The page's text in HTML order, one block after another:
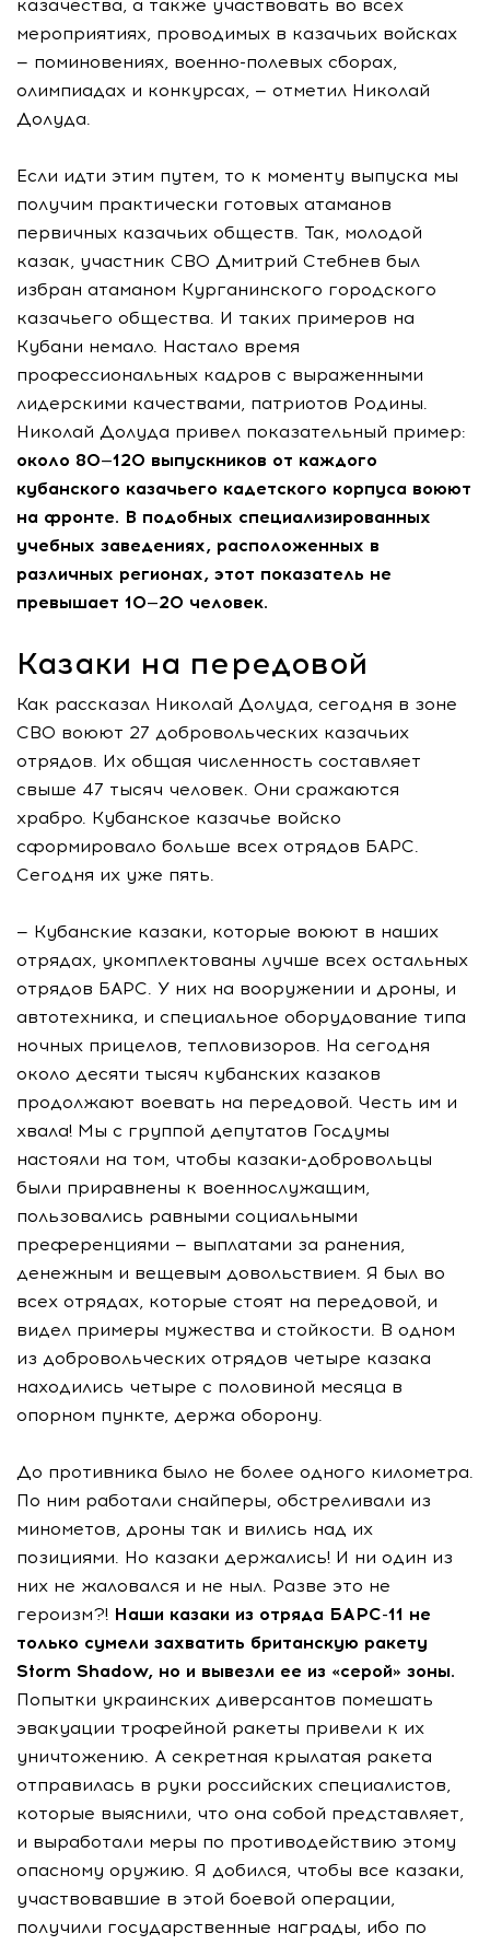
казачества, а также участвовать во всех
мероприятиях, проводимых в казачьих войсках
— поминовениях, военно-полевых сборах,
олимпиадах и конкурсах, — отметил Николай
Долуда.
Если идти этим путем, то к моменту выпуска мы
получим практически готовых атаманов
первичных казачьих обществ. Так, молодой
казак, участник СВО Дмитрий Стебнев был
избран атаманом Курганинского городского
казачьего общества. И таких примеров на
Кубани немало. Настало время
профессиональных кадров с выраженными
лидерскими качествами, патриотов Родины.
Николай Долуда привел показательный пример:
около 80—120 выпускников от каждого
кубанского казачьего кадетского корпуса воюют
на фронте. В подобных специализированных
учебных заведениях, расположенных в
различных регионах, этот показатель не
превышает 10—20 человек.
Казаки на передовой
Как рассказал Николай Долуда, сегодня в зоне
СВО воюют 27 добровольческих казачьих
отрядов. Их общая численность составляет
свыше 47 тысяч человек. Они сражаются
храбро. Кубанское казачье войско
сформировало больше всех отрядов БАРС.
Сегодня их уже пять.
— Кубанские казаки, которые воюют в наших
отрядах, укомплектованы лучше всех остальных
отрядов БАРС. У них на вооружении и дроны, и
автотехника, и специальное оборудование типа
ночных прицелов, тепловизоров. На сегодня
около десяти тысяч кубанских казаков
продолжают воевать на передовой. Честь им и
хвала! Мы с группой депутатов Госдумы
настояли на том, чтобы казаки-добровольцы
были приравнены к военнослужащим,
пользовались равными социальными
преференциями — выплатами за ранения,
денежным и вещевым довольствием. Я был во
всех отрядах, которые стоят на передовой, и
видел примеры мужества и стойкости. В одном
из добровольческих отрядов четыре казака
находились четыре с половиной месяца в
опорном пункте, держа оборону.
До противника было не более одного километра.
По ним работали снайперы, обстреливали из
минометов, дроны так и вились над их
позициями. Но казаки держались! И ни один из
них не жаловался и не ныл. Разве это не
героизм?! Наши казаки из отряда БАРС-11 не
только сумели захватить британскую ракету
Storm Shadow, но и вывезли ее из «серой» зоны.
Попытки украинских диверсантов помешать
эвакуации трофейной ракеты привели к их
уничтожению. А секретная крылатая ракета
отправилась в руки российских специалистов,
которые выяснили, что она собой представляет,
и выработали меры по противодействию этому
опасному оружию. Я добился, чтобы все казаки,
участвовавшие в этой боевой операции,
получили государственные награды, ибо по